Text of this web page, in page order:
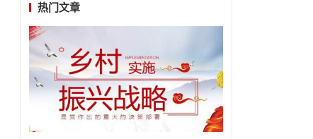
热门文章